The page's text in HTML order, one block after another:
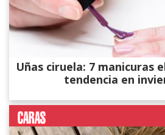
Uñas ciruela: 7 manicuras
tendencia en